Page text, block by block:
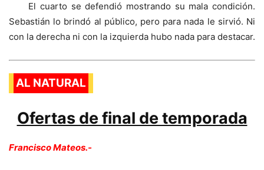
El cuarto se defendió mostrando su mala condición.
Sebastián lo brindó al público, pero para nada le sirvió. Ni
con la derecha ni con la izquierda hubo nada para destacar.
AL NATURAL
Ofertas de final de temporada
Francisco Mateos.-